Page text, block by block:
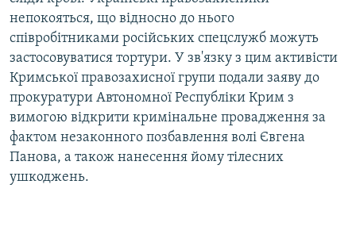
непокояться, що відносно до нього
співробітниками російських спецслужб можуть
застосовуватися тортури. У зв'язку з цим активісти
Кримської правозахисної групи подали заяву до
прокуратури Автономної Республіки Крим з
вимогою відкрити кримінальне провадження за
фактом незаконного позбавлення волі Євгена
Панова, а також нанесення йому тілесних
ушкоджень.